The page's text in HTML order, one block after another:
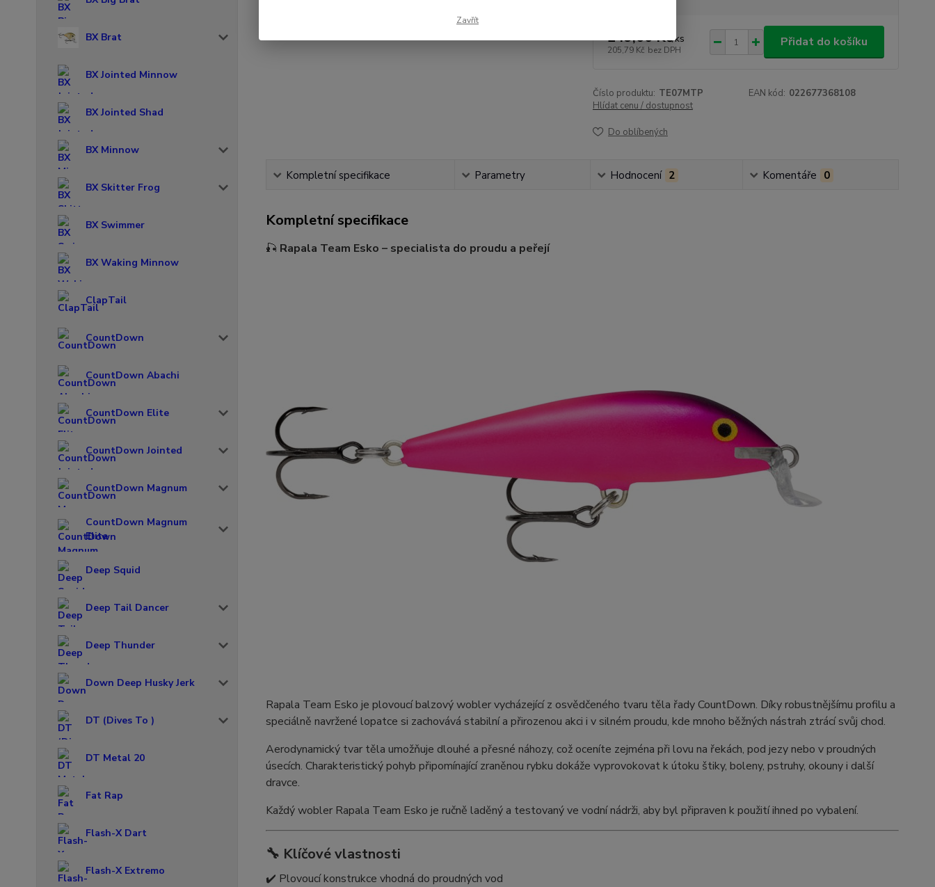
BX Brat
BX Jointed Minnow
BX Jointed Shad
BX Minnow
BX Skitter Frog
BX Swimmer
BX Waking Minnow
ClapTail
CountDown
CountDown Abachi
CountDown Elite
CountDown Jointed
CountDown Magnum
CountDown Magnum
Elite
Deep Squid
Deep Tail Dancer
Deep Thunder
Down Deep Husky Jerk
DT (Dives To )
DT Metal 20
Fat Rap
Flash-X Dart
Flash-X Extremo
249,00 Kč/ks
205,79 Kč bez DPH
Přidat do košíku
Číslo produktu: TE07MTP EAN kód: 022677368108
Hlídat cenu / dostupnost
Do oblíbených
Kompletní specifikace Parametry Hodnocení 2 Komentáře 0
Kompletní specifikace
🎣 Rapala Team Esko – specialista do proudu a peřejí
Rapala Team Esko je plovoucí balzový wobler vycházející z osvědčeného tvaru těla řady CountDown. Díky robustnějšímu profilu a
speciálně navržené lopatce si zachovává stabilní a přirozenou akci i v silném proudu, kde mnoho běžných nástrah ztrácí svůj chod.
Aerodynamický tvar těla umožňuje dlouhé a přesné náhozy, což oceníte zejména při lovu na řekách, pod jezy nebo v proudných
úsecích. Charakteristický pohyb připomínající zraněnou rybku dokáže vyprovokovat k útoku štiky, boleny, pstruhy, okouny i další
dravce.
Každý wobler Rapala Team Esko je ručně laděný a testovaný ve vodní nádrži, aby byl připraven k použití ihned po vybalení.
🔧 Klíčové vlastnosti
✔️ Plovoucí konstrukce vhodná do proudných vod
Zavřít